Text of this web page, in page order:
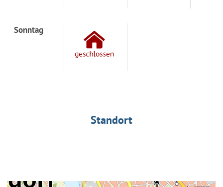
Sonntag
Standort